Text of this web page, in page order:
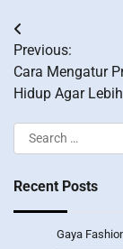
Post
navigation
Previous:
Cara Mengatur
Hidup Agar
Search
for:
Recent Posts
Gaya